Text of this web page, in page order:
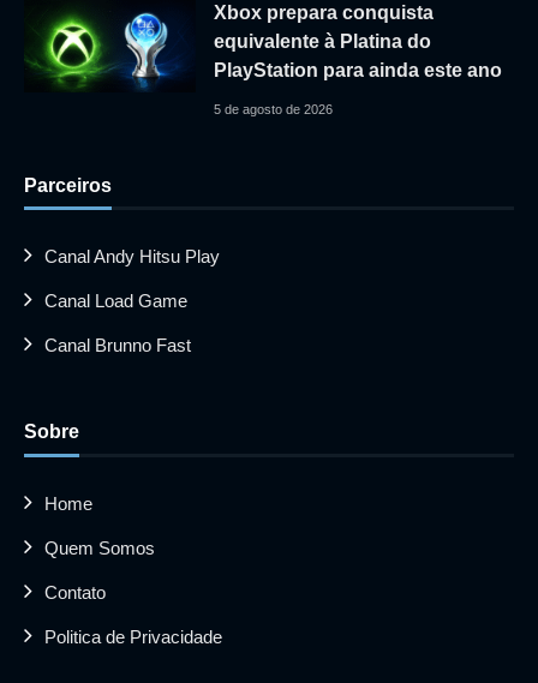
Xbox prepara conquista
equivalente à Platina do
PlayStation para ainda este ano
5 de agosto de 2026
Parceiros
Canal Andy Hitsu Play
Canal Load Game
Canal Brunno Fast
Sobre
Home
Quem Somos
Contato
Politica de Privacidade